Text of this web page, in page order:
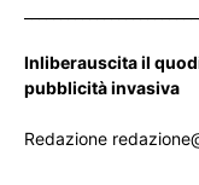
Inliberauscita il
pubblicità invasiva
Redazione